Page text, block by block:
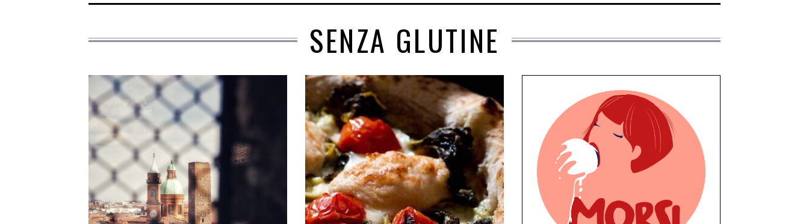
SENZA GLUTINE